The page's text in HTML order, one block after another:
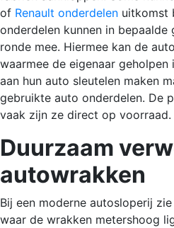
of Renault onderdelen uitkomst
onderdelen kunnen in bepaalde
ronde mee. Hiermee kan de
waarmee de eigenaar geholpen
aan hun auto sleutelen maken
gebruikte auto onderdelen. De
vaak zijn ze direct op voorraad.
Duurzaam
autowrakken
Bij een moderne autosloperij
waar de wrakken metershoog